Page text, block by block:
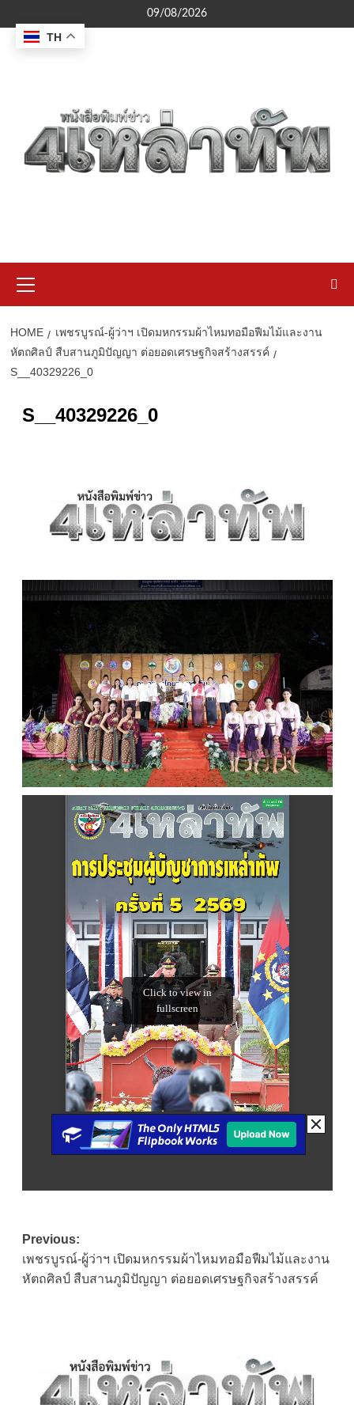
to
content
09/08/2026
Menu
HOME
เพชรบูรณ์-ผู้ว่าฯ เปิดมหกรรมผ้าไหมทอมือฟืมไม้และงาน
หัตถศิลป์ สืบสานภูมิปัญญา ต่อยอดเศรษฐกิจสร้างสรรค์
S__40329226_0
S__40329226_0
Post
navigation
Previous:
เพชรบูรณ์-ผู้ว่าฯ เปิดมหกรรมผ้าไหมทอมือฟืมไม้และงาน
หัตถศิลป์ สืบสานภูมิปัญญา ต่อยอดเศรษฐกิจสร้างสรรค์
TH